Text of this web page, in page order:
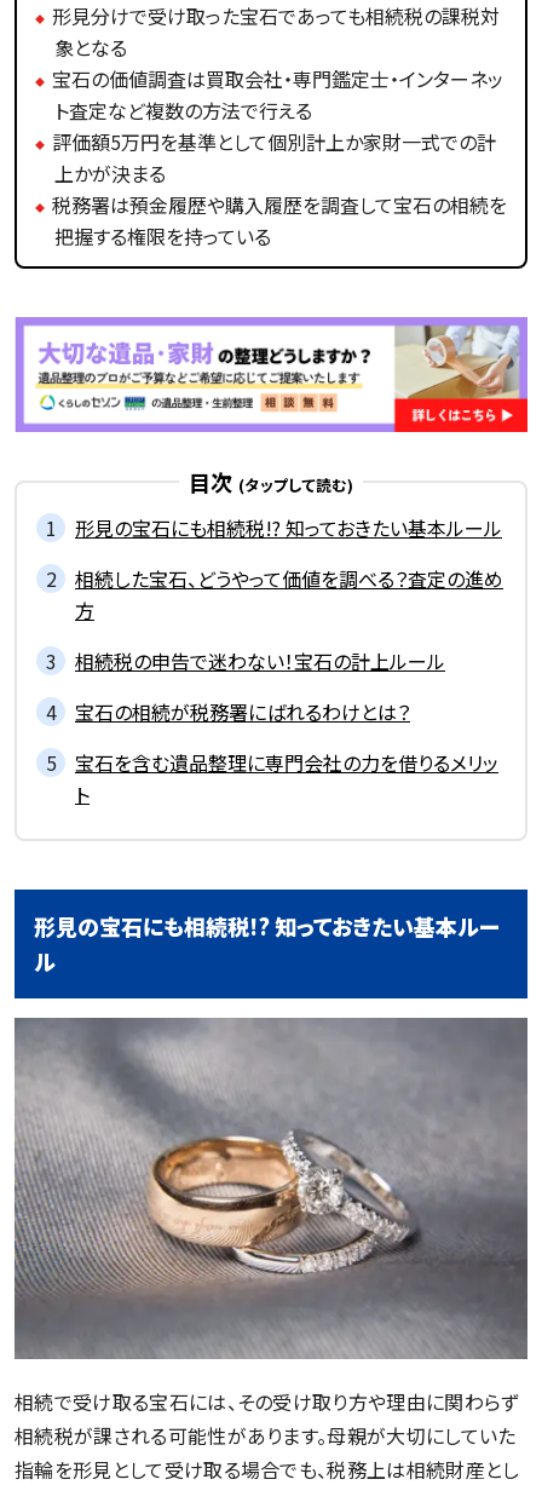
形見分けで受け取った宝石であっても相続税の課税対
象となる
宝石の価値調査は買取会社・専門鑑定士・インターネッ
ト査定など複数の方法で行える
評価額5万円を基準として個別計上か家財一式での計
上かが決まる
税務署は預金履歴や購入履歴を調査して宝石の相続を
把握する権限を持っている
目次
形見の宝石にも相続税!? 知っておきたい基本ルール
相続した宝石、どうやって価値を調べる？査定の進め
方
相続税の申告で迷わない！宝石の計上ルール
宝石の相続が税務署にばれるわけとは？
宝石を含む遺品整理に専門会社の力を借りるメリッ
ト
形見の宝石にも相続税!? 知っておきたい基本ルー
ル
相続で受け取る宝石には、その受け取り方や理由に関わらず
相続税が課される可能性があります。母親が大切にしていた
指輪を形見として受け取る場合でも、税務上は相続財産とし